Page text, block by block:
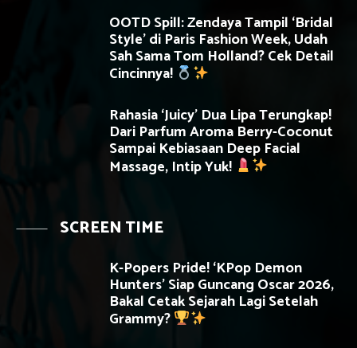
OOTD Spill: Zendaya Tampil ‘Bridal
Style’ di Paris Fashion Week, Udah
Sah Sama Tom Holland? Cek Detail
Cincinnya!
Rahasia ‘Juicy’ Dua Lipa Terungkap!
Dari Parfum Aroma Berry-Coconut
Sampai Kebiasaan Deep Facial
Massage, Intip Yuk!
SCREEN TIME
K-Popers Pride! ‘KPop Demon
Hunters’ Siap Guncang Oscar 2026,
Bakal Cetak Sejarah Lagi Setelah
Grammy?